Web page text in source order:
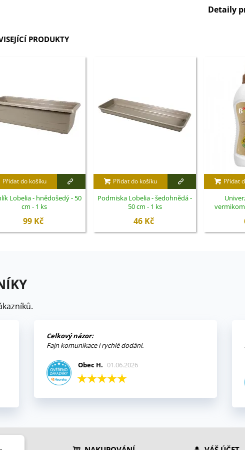
Detaily
PRODUKTY
Přidat do košíku
Lobelia - hnědošedý - 50
cm - 1 ks
99 Kč
Přidat do košíku
Podmiska Lobelia - šedohnědá -
50 cm - 1 ks
46 Kč
Přidat
Celkový názor:
Fajn komunikace i rychlé dodání.
Obec H. 01.06.2026